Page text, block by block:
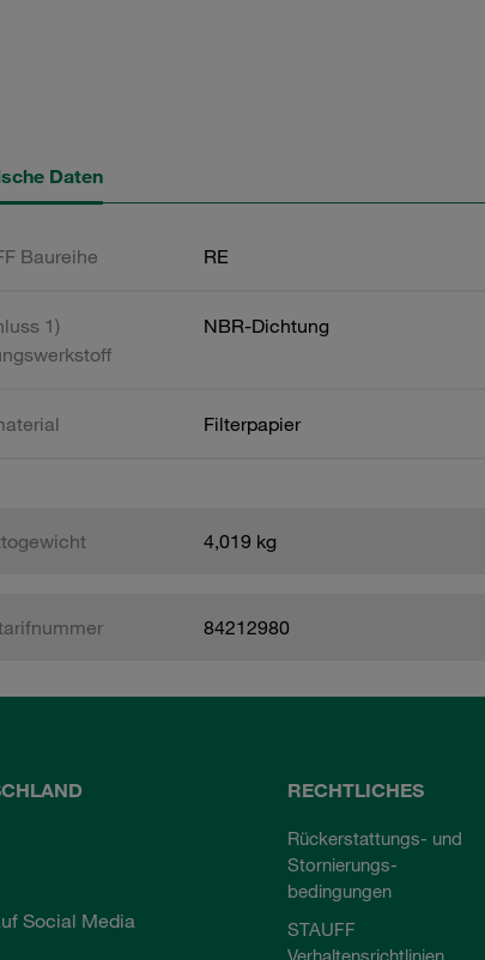
Daten
Baureihe RE
1)
NBR-Dichtung
Filterpapier
4,019 kg
84212980
Social Media
RECHTLICHES
Rückerstattungs- und
Stornierungs-
bedingungen
STAUFF
Verhaltensrichtlinien